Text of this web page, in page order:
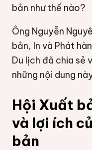
bản như thế nào?
Ông Nguyễn
bản, In và Phát
Du lịch đã chia sẻ
những nội dung
Hội Xuất
và lợi ích
bản